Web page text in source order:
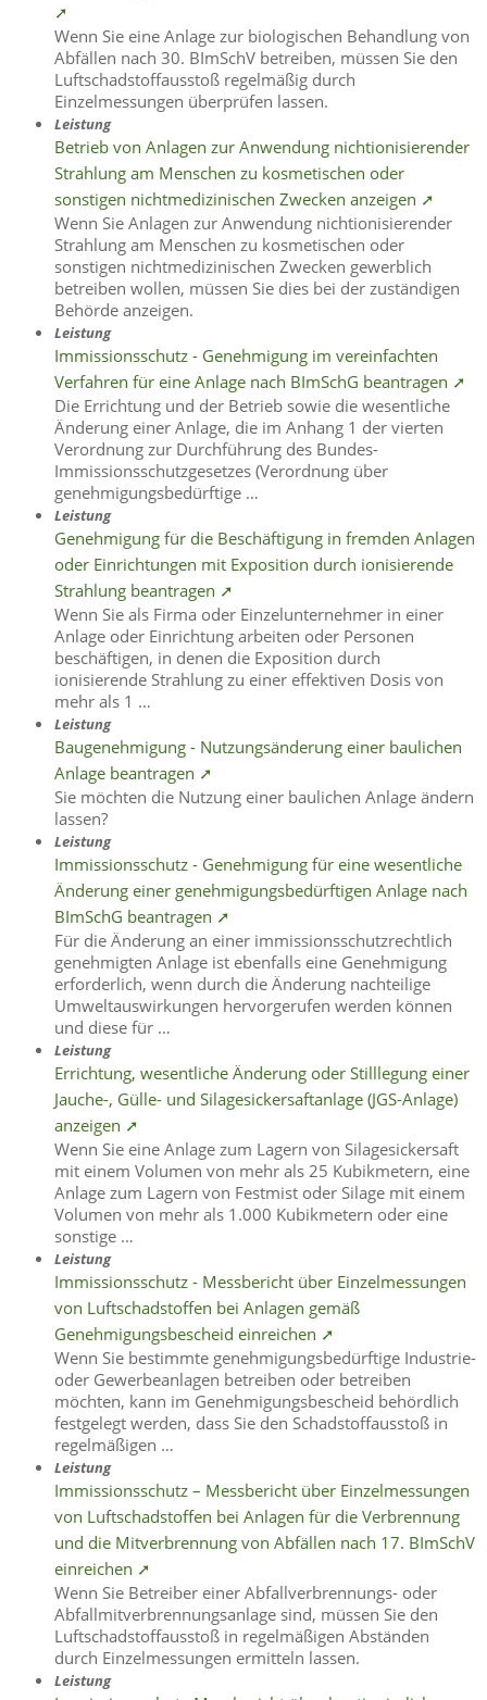
➚
Wenn Sie eine Anlage zur biologischen Behandlung von
Abfällen nach 30. BImSchV betreiben, müssen Sie den
Luftschadstoffausstoß regelmäßig durch
Einzelmessungen überprüfen lassen.
Leistung
Betrieb von Anlagen zur Anwendung nichtionisierender
Strahlung am Menschen zu kosmetischen oder
sonstigen nichtmedizinischen Zwecken anzeigen ➚
Wenn Sie Anlagen zur Anwendung nichtionisierender
Strahlung am Menschen zu kosmetischen oder
sonstigen nichtmedizinischen Zwecken gewerblich
betreiben wollen, müssen Sie dies bei der zuständigen
Behörde anzeigen.
Leistung
Immissionsschutz - Genehmigung im vereinfachten
Verfahren für eine Anlage nach BImSchG beantragen ➚
Die Errichtung und der Betrieb sowie die wesentliche
Änderung einer Anlage, die im Anhang 1 der vierten
Verordnung zur Durchführung des Bundes-
Immissionsschutzgesetzes (Verordnung über
genehmigungsbedürftige …
Leistung
Genehmigung für die Beschäftigung in fremden Anlagen
oder Einrichtungen mit Exposition durch ionisierende
Strahlung beantragen ➚
Wenn Sie als Firma oder Einzelunternehmer in einer
Anlage oder Einrichtung arbeiten oder Personen
beschäftigen, in denen die Exposition durch
ionisierende Strahlung zu einer effektiven Dosis von
mehr als 1 …
Leistung
Baugenehmigung - Nutzungsänderung einer baulichen
Anlage beantragen ➚
Sie möchten die Nutzung einer baulichen Anlage ändern
lassen?
Leistung
Immissionsschutz - Genehmigung für eine wesentliche
Änderung einer genehmigungsbedürftigen Anlage nach
BImSchG beantragen ➚
Für die Änderung an einer immissionsschutzrechtlich
genehmigten Anlage ist ebenfalls eine Genehmigung
erforderlich, wenn durch die Änderung nachteilige
Umweltauswirkungen hervorgerufen werden können
und diese für …
Leistung
Errichtung, wesentliche Änderung oder Stilllegung einer
Jauche-, Gülle- und Silagesickersaftanlage (JGS-Anlage)
anzeigen ➚
Wenn Sie eine Anlage zum Lagern von Silagesickersaft
mit einem Volumen von mehr als 25 Kubikmetern, eine
Anlage zum Lagern von Festmist oder Silage mit einem
Volumen von mehr als 1.000 Kubikmetern oder eine
sonstige …
Leistung
Immissionsschutz - Messbericht über Einzelmessungen
von Luftschadstoffen bei Anlagen gemäß
Genehmigungsbescheid einreichen ➚
Wenn Sie bestimmte genehmigungsbedürftige Industrie-
oder Gewerbeanlagen betreiben oder betreiben
möchten, kann im Genehmigungsbescheid behördlich
festgelegt werden, dass Sie den Schadstoffausstoß in
regelmäßigen …
Leistung
Immissionsschutz – Messbericht über Einzelmessungen
von Luftschadstoffen bei Anlagen für die Verbrennung
und die Mitverbrennung von Abfällen nach 17. BImSchV
einreichen ➚
Wenn Sie Betreiber einer Abfallverbrennungs- oder
Abfallmitverbrennungsanlage sind, müssen Sie den
Luftschadstoffausstoß in regelmäßigen Abständen
durch Einzelmessungen ermitteln lassen.
Leistung